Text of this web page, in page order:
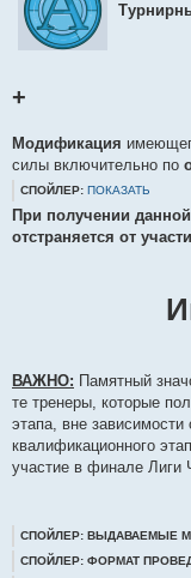
+
Модификация
силы включительно по
СПОЙЛЕР: ПОКАЗАТЬ
При получении
отстраняется от
ВАЖНО: Памятный
те тренеры, которые
этапа, вне зависимости
квалификационного
участие в финале Лиги
СПОЙЛЕР: ВЫДАВАЕМЫЕ
СПОЙЛЕР: ФОРМАТ